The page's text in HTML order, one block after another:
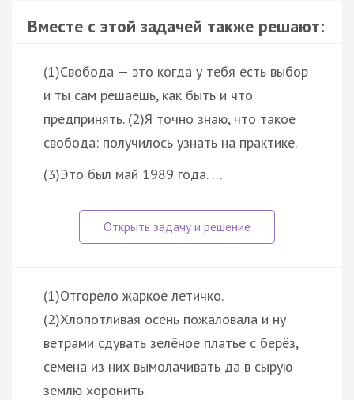
Вместе с этой задачей также решают:
(1)Свобода — это когда у тебя есть выбор
и ты сам решаешь, как быть и что
предпринять. (2)Я точно знаю, что такое
свобода: получилось узнать на практике.
(3)Это был май 1989 года. …
(1)Отгорело жаркое летичко.
(2)Хлопотливая осень пожаловала и ну
ветрами сдувать зелёное платье с берёз,
семена из них вымолачивать да в сырую
землю хоронить.